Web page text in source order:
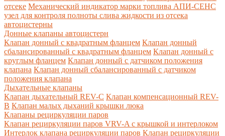
отсеке Механический индикатор марки топлива АПИ-СЕНС
узел для контроля полноты слива жидкости из отсека
автоцистерны
Донные клапаны автоцистерн
Клапан донный с квадратным фланцем Клапан донный
сбалансированный с квадратным фланцем Клапан донный с
круглым фланцем Клапан донный с датчиком положения
клапана Клапан донный сбалансированный с датчиком
положения клапана
Дыхательные клапаны
Клапан дыхательный REV-C Клапан компенсационный REV-
B Клапан малых дыханий крышки люка
Клапаны рециркуляции паров
Клапан рециркуляции паров VRV-A с крышкой и интерлоком
Интерлок клапана рециркуляции паров Клапан рециркуляции